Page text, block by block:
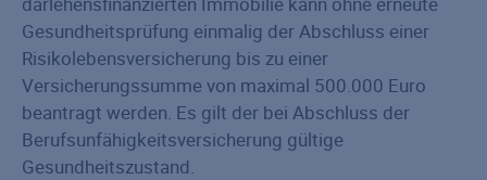
Gesundheitsprüfung einmalig der Abschluss einer
Risikolebensversicherung bis zu einer
Versicherungssumme von maximal 500.000 Euro
beantragt werden. Es gilt der bei Abschluss der
Berufsunfähigkeitsversicherung gültige
Gesundheitszustand.